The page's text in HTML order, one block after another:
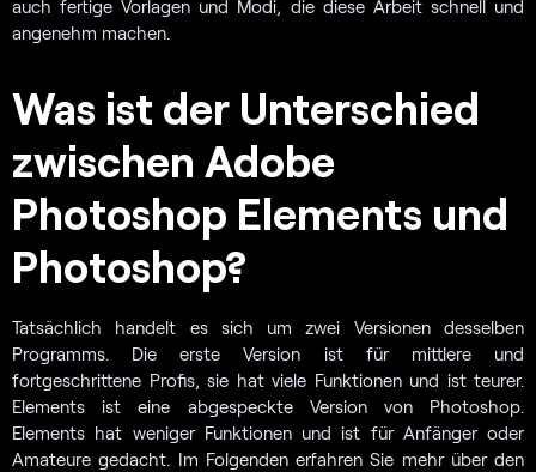
auch fertige Vorlagen und Modi, die diese Arbeit schnell und
angenehm machen.
Was ist der Unterschied
zwischen Adobe
Photoshop Elements und
Photoshop?
Tatsächlich handelt es sich um zwei Versionen desselben
Programms. Die erste Version ist für mittlere und
fortgeschrittene Profis, sie hat viele Funktionen und ist teurer.
Elements ist eine abgespeckte Version von Photoshop.
Elements hat weniger Funktionen und ist für Anfänger oder
Amateure gedacht. Im Folgenden erfahren Sie mehr über den